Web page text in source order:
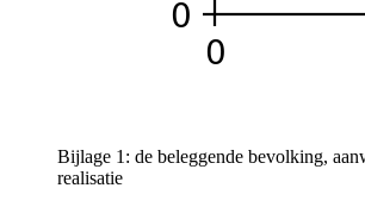
Bijlage 1: de beleggende bevolking,
realisatie